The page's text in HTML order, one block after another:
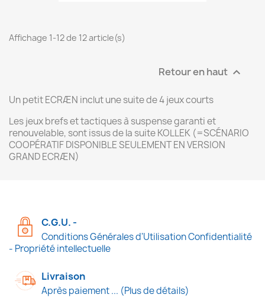
Affichage 1-12 de 12 article(s)
Retour en haut 
Un petit ECRÆN inclut une suite de 4 jeux courts
Les jeux brefs et tactiques à suspense garanti et
renouvelable, sont issus de la suite KOLLEK (=SCÉNARIO
COOPÉRATIF DISPONIBLE SEULEMENT EN VERSION
GRAND ECRÆN)
C.G.U. -
Conditions Générales d'Utilisation Confidentialité
- Propriété intellectuelle
Livraison
Après paiement ... (Plus de détails)